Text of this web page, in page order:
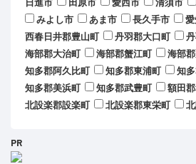
みよし市
あま市 長久手市
西春日井郡豊山町
丹羽郡大口町
海部郡大治町
海部郡蟹江町
海部
知多郡阿久比町
知多郡東浦町
知
知多郡美浜町
知多郡武豊町
額田
北設楽郡設楽町
北設楽郡東栄町
PR